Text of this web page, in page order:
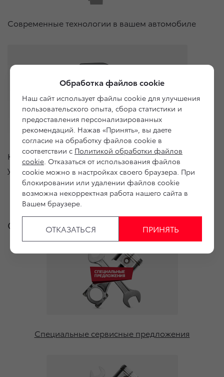
Современные технологии в вашем автомобиле
Качественная установка и обслуживание
у официальных дилеров Тойота
Смотрите также:
Специальные сервисные предложения
Обработка файлов cookie
Наш сайт использует файлы cookie для улучшения
пользовательского опыта, сбора статистики и
предоставления персонализированных
рекомендаций. Нажав «Принять», вы даете
согласие на обработку файлов cookie в
соответствии с Политикой обработки файлов
cookie. Отказаться от использования файлов
cookie можно в настройках своего браузера. При
блокировании или удалении файлов cookie
возможна некорректная работа нашего сайта в
Вашем браузере.
ОТКАЗАТЬСЯ ПРИНЯТЬ